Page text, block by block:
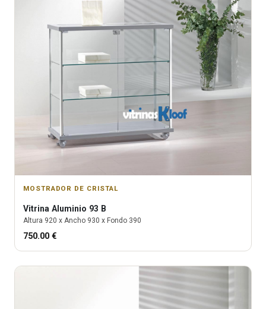
MOSTRADOR DE CRISTAL
Vitrina Aluminio 93 B
Altura 920 x Ancho 930 x Fondo 390
750.00 €